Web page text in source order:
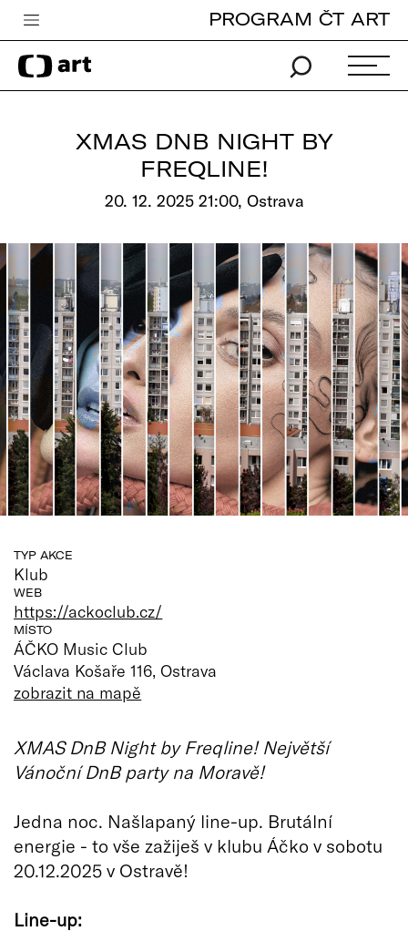
Česká televize
Zpravodajství
Vše o ČT
PROGRAM ČT ART
XMAS DNB NIGHT BY
FREQLINE!
20. 12. 2025 21:00, Ostrava
TYP AKCE
Klub
WEB
https://ackoclub.cz/
MÍSTO
ÁČKO Music Club
Václava Košaře 116, Ostrava
zobrazit na mapě
XMAS DnB Night by Freqline! Největší
Vánoční DnB party na Moravě!
Jedna noc. Našlapaný line-up. Brutální
energie - to vše zažiješ v klubu Áčko v sobotu
20.12.2025 v Ostravě!
Line-up: